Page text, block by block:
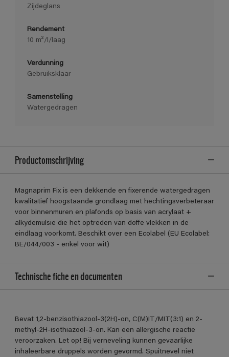
Zijdeglans
Rendement
10 m²/l/laag
Verdunning
Gebruiksklaar
Samenstelling
Watergedragen
Productomschrijving
Magnaprim Fix is een dekkende en fixerende watergedragen
kwalitatief hoogstaande grondlaag met hechtingsverbeteraar
voor binnenmuren en plafonds op basis van acrylaat +
alkydemulsie die het optreden van doffe vlekken in de
eindlaag voorkomt. Beschikt over een Ecolabel (EU Ecolabel:
BE/044/003 - enkel voor wit)
Technische fiche en documenten
Bevat 1,2-benzisothiazool-3(2H)-on, C(M)IT/MIT(3:1) en 2-
methyl-2H-isothiazool-3-on. Kan een allergische reactie
veroorzaken. Let op! Bij verneveling kunnen gevaarlijke
inhaleerbare druppels worden gevormd. Spuitnevel niet